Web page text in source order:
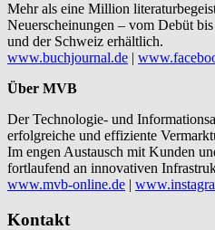
Mehr als eine Million
Neuerscheinungen – vom Debüt
und der Schweiz erhältlich.
www.buchjournal.de |
Über MVB
Der Technologie- und
erfolgreiche und effiziente
Im engen Austausch mit Kunden
fortlaufend an innovativen
www.mvb-online.de |
Kontakt